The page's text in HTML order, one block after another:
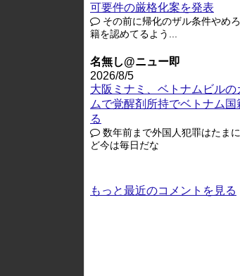
可要件の厳格化案を発表
その前に帰化のザル条件やめ
籍を認めてるよう...
名無し@ニュー即
2026/8/5
大阪ミナミ、ベトナムビル
ムで覚醒剤所持でベトナム
る
数年前まで外国人犯罪はたま
ど今は毎日だな
もっと最近のコメントを見る